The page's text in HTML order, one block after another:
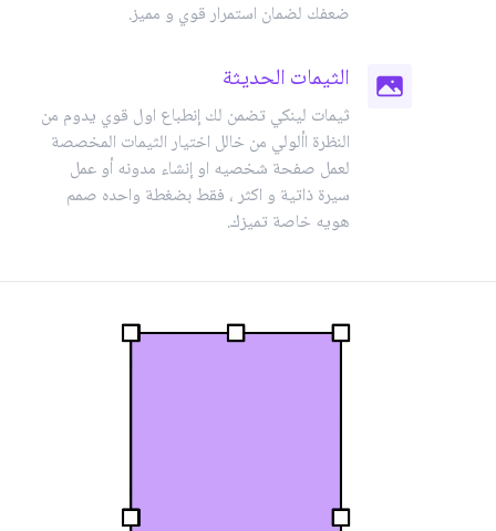
ضعفك لضمان استمرار قوي و مميز.
الثيمات الحديثة
ثيمات لينكي تضمن لك إنطباع اول قوي يدوم من
النظرة األولي من خالل اختيار الثيمات المخصصة
لعمل صفحة شخصيه او إنشاء مدونه أو عمل
سيرة ذاتية و اكثر ، فقط بضغطة واحده صمم
هويه خاصة تميزك.